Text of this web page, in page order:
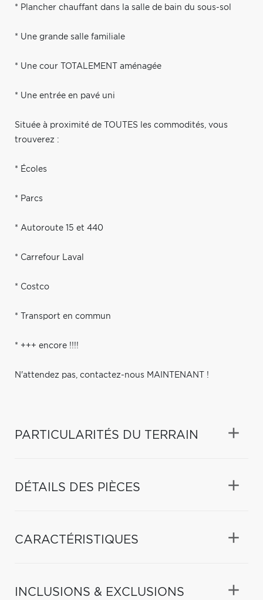
* Plancher chauffant dans la salle de bain du sous-sol
* Une grande salle familiale
* Une cour TOTALEMENT aménagée
* Une entrée en pavé uni
Située à proximité de TOUTES les commodités, vous
trouverez :
* Écoles
* Parcs
* Autoroute 15 et 440
* Carrefour Laval
* Costco
* Transport en commun
* +++ encore !!!!
N'attendez pas, contactez-nous MAINTENANT !
PARTICULARITÉS DU TERRAIN
DÉTAILS DES PIÈCES
CARACTÉRISTIQUES
INCLUSIONS & EXCLUSIONS